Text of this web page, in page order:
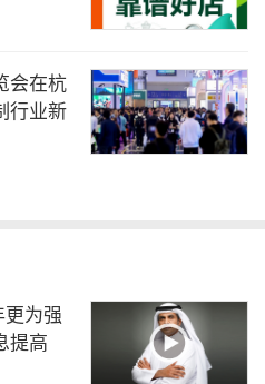
报名可以访问网站www.c
会在杭
行业新
为强
提高